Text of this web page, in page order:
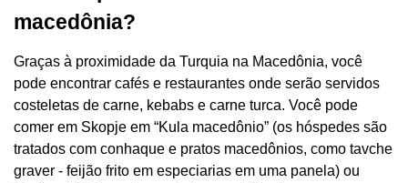
macedônia?
Graças à proximidade da Turquia na Macedônia, você
pode encontrar cafés e restaurantes onde serão servidos
costeletas de carne, kebabs e carne turca. Você pode
comer em Skopje em “Kula macedônio” (os hóspedes são
tratados com conhaque e pratos macedônios, como tavche
graver - feijão frito em especiarias em uma panela) ou